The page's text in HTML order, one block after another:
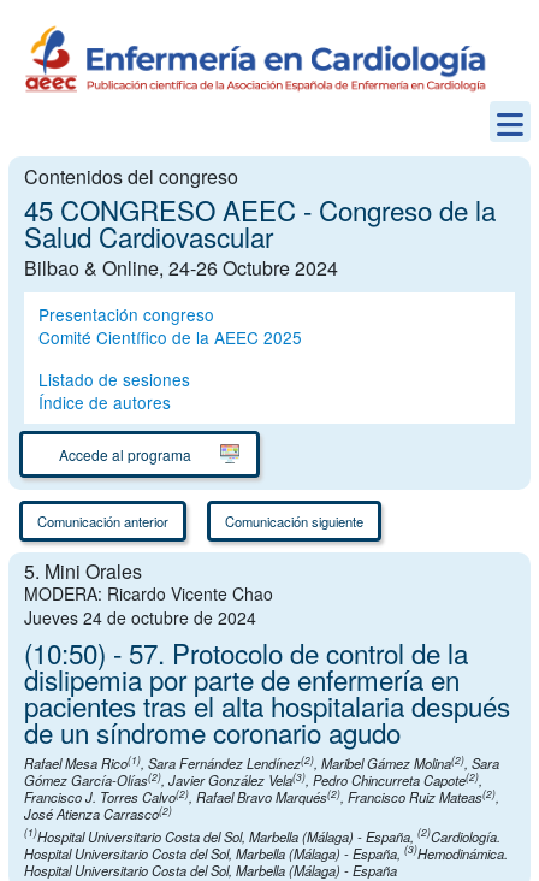
Contenidos del congreso
45 CONGRESO AEEC - Congreso de la
Salud Cardiovascular
Bilbao & Online, 24-26 Octubre 2024
Presentación congreso
Comité Científico de la AEEC 2025
Listado de sesiones
Índice de autores
Accede al programa
Comunicación anterior Comunicación siguiente
5. Mini Orales
MODERA: Ricardo Vicente Chao
Jueves 24 de octubre de 2024
(10:50) - 57. Protocolo de control de la
dislipemia por parte de enfermería en
pacientes tras el alta hospitalaria después
de un síndrome coronario agudo
Rafael Mesa Rico(1),Sara Fernández Lendínez(2),Maribel Gámez Molina(2),Sara
Gómez García-Olías(2),Javier González Vela(3),Pedro Chincurreta Capote(2),
Francisco J. Torres Calvo(2),Rafael Bravo Marqués(2),Francisco Ruiz Mateas(2),
José Atienza Carrasco(2)
(1)Hospital Universitario Costa del Sol, Marbella (Málaga) - España,(2)Cardiología.
Hospital Universitario Costa del Sol, Marbella (Málaga) - España,(3)Hemodinámica.
Hospital Universitario Costa del Sol, Marbella (Málaga) - España